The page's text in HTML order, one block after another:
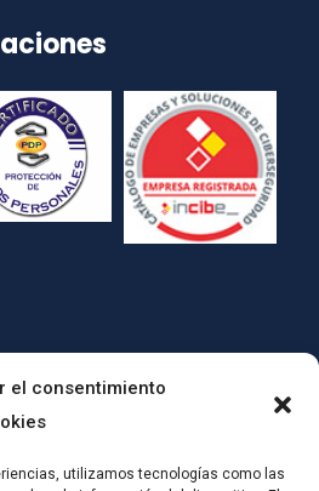
el consentimiento
utilizamos tecnologías como las
un Plan de Transformación Digital